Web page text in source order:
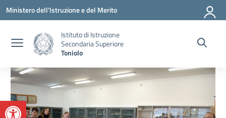
Apri la barra degli strumenti
Vai ai contenuti
Vai al menu di navigazione
Vai al footer
Ministero dell'Istruzione e del Merito
Istituto di Istruzione
Secondaria Superiore
Toniolo